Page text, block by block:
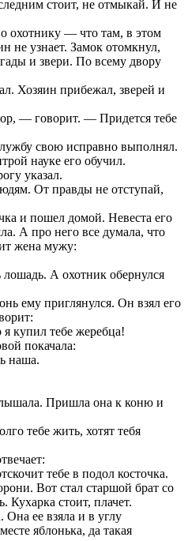
стоит, не отмыкай. И не
охотнику — что там, в этом
не узнает. Замок отомкнул,
и звери. По всему двору
Хозяин прибежал, зверей и
— говорит. — Придется тебе
свою исправно выполнял.
науке его обучил.
указал.
От правды не отступай,
и пошел домой. Невеста его
А про него все думала, что
жена мужу:
лошадь. А охотник обернулся
ему приглянулся. Он взял его
купил тебе жеребца!
покачала:
наша.
Пришла она к коню и
тебе жить, хотят тебя
тебе в подол косточка.
Вот стал старшой брат со
Кухарка стоит, плачет.
Она ее взяла и в углу
яблонька, да такая